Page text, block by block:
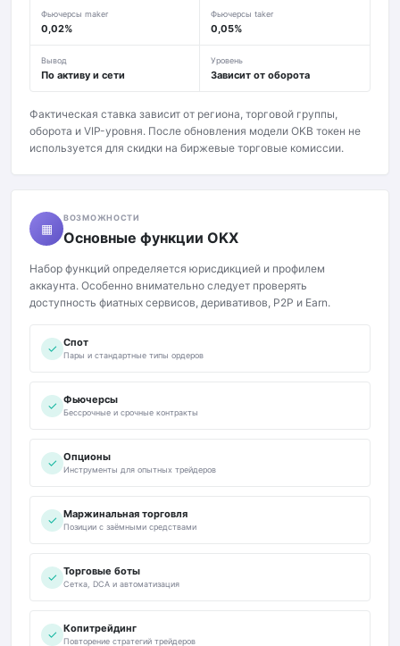
Фьючерсы maker
0,02%
Фьючерсы taker
0,05%
Вывод
По активу и сети
Уровень
Зависит от оборота
Фактическая ставка зависит от региона, торговой группы,
оборота и VIP-уровня. После обновления модели OKB токен не
используется для скидки на биржевые торговые комиссии.
▦
ВОЗМОЖНОСТИ
Основные функции OKX
Набор функций определяется юрисдикцией и профилем
аккаунта. Особенно внимательно следует проверять
доступность фиатных сервисов, деривативов, P2P и Earn.
✓ Спот
Пары и стандартные типы ордеров
✓ Фьючерсы
Бессрочные и срочные контракты
✓ Опционы
Инструменты для опытных трейдеров
✓ Маржинальная торговля
Позиции с заёмными средствами
✓ Торговые боты
Сетка, DCA и автоматизация
✓ Копитрейдинг
Повторение стратегий трейдеров